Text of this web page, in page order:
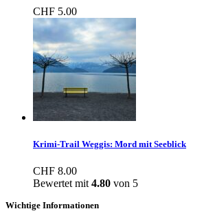
CHF 5.00
Krimi-Trail Weggis: Mord mit Seeblick
CHF 8.00
Bewertet mit 4.80 von 5
Wichtige Informationen